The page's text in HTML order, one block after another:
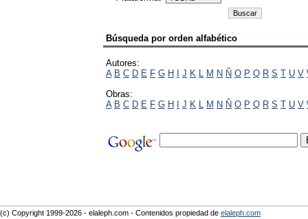
Búsqueda por orden alfabético
Autores:
A B C D E F G H I J K L M N Ñ O P Q R S T U V
Obras:
A B C D E F G H I J K L M N Ñ O P Q R S T U V
(c) Copyright 1999-2026 - elaleph.com - Contenidos propiedad de elaleph.com